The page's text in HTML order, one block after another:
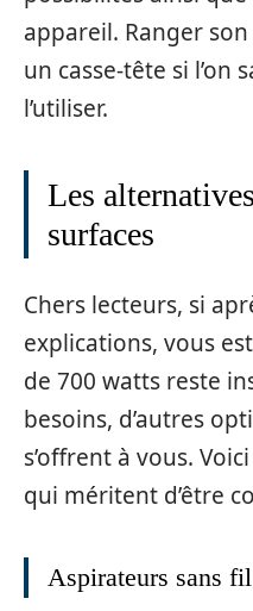
appareil. Ranger
un casse-tête si l’on
l’utiliser.
Les
surfaces
Chers lecteurs, si
explications, vous
de 700 watts reste
besoins, d’autres
s’offrent à vous.
qui méritent d’être
Aspirateurs sans fil